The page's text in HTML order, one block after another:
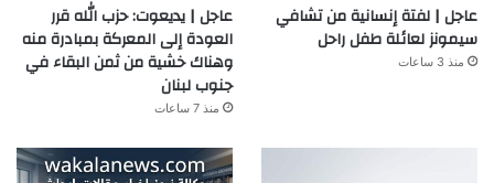
عاجل | لفتة إنسانية من تشافي
سيمونز لعائلة طفل راحل
منذ 3 ساعات
عاجل | يديعوت: حزب الله قرر
العودة إلى المعركة بمبادرة منه
وهناك خشية من ثمن البقاء في
جنوب لبنان
منذ 7 ساعات